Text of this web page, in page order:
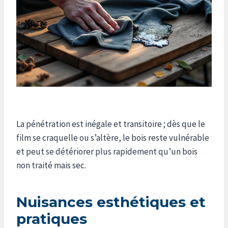
La pénétration est inégale et transitoire ; dès que le
film se craquelle ou s’altère, le bois reste vulnérable
et peut se détériorer plus rapidement qu’un bois
non traité mais sec.
Nuisances esthétiques et
pratiques